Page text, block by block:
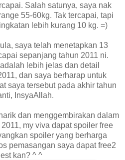
Salah satunya, saya nak
55-60kg. Tak tercapai, tapi
lebih kurang 10 kg. =)
saya telah menetapkan 13
sepanjang tahun 2011 ni.
lebih jelas dan detail
dan saya berharap untuk
saya tersebut pada akhir tahun
InsyaAllah.
dan menggembirakan dalam
my viva dapat spoiler free
spoiler yang berharga
pemasangan saya dapat free2
kan? ^ ^